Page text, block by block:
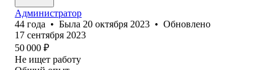
Администратор
44 года • Была 20 октября 2023 • Обновлено
17 сентября 2023
50 000 ₽
Не ищет работу